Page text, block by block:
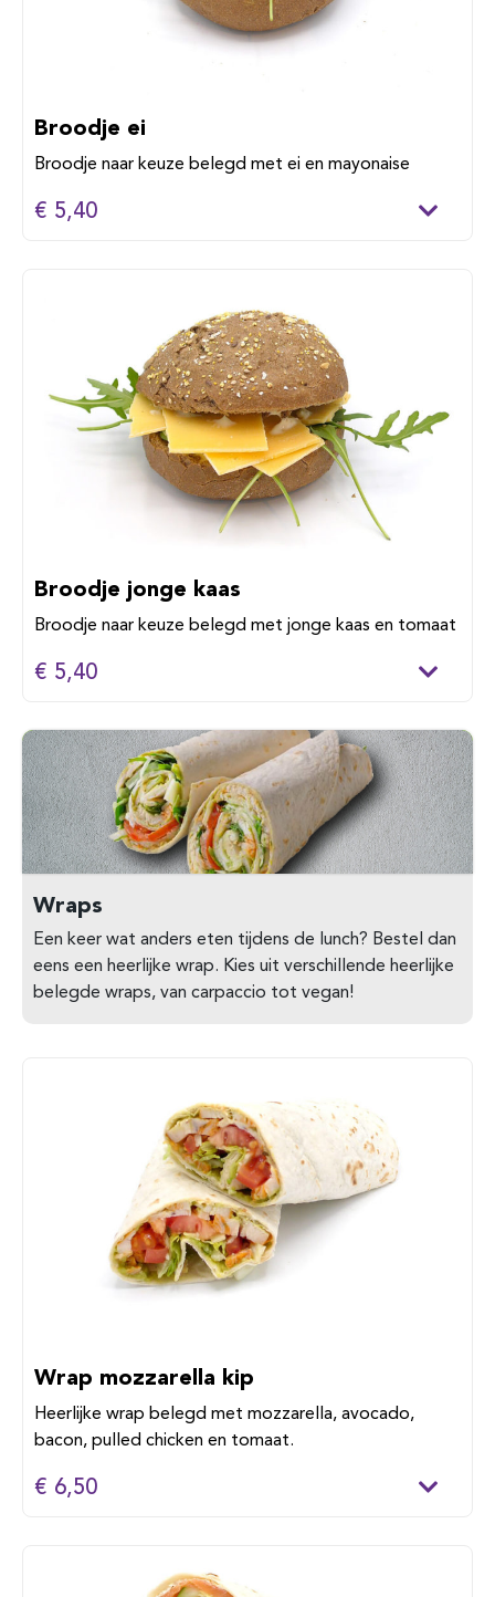
Broodje ei
Broodje naar keuze belegd met ei en mayonaise
€ 5,40
Broodje jonge kaas
Broodje naar keuze belegd met jonge kaas en tomaat
€ 5,40
Wraps
Een keer wat anders eten tijdens de lunch? Bestel dan
eens een heerlijke wrap. Kies uit verschillende heerlijke
belegde wraps, van carpaccio tot vegan!
Wrap mozzarella kip
Heerlijke wrap belegd met mozzarella, avocado,
bacon, pulled chicken en tomaat.
€ 6,50